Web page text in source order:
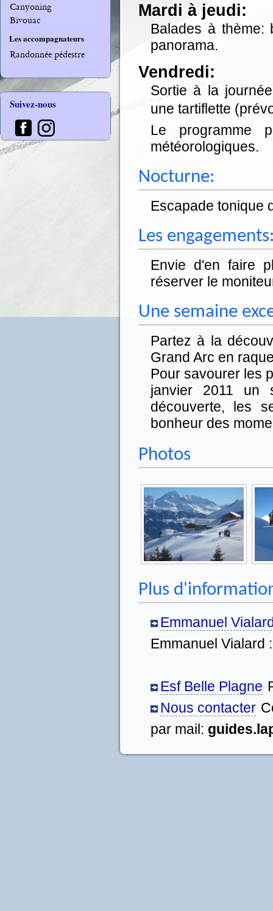
Canyoning
Bivouac
Les accompagnateurs
Randonnée pédestre
Suivez-nous
Mardi à jeudi:
Balades à thème:
panorama.
Vendredi:
Sortie à la
une tartiflette
Le programme
météorologiques.
Nocturne:
Escapade tonique
Les
Envie d'en faire
réserver le
Une semaine
Partez à la
Grand Arc en
Pour savourer les
janvier 2011 un
découverte, les
bonheur des
Photos
Plus
Emmanuel
Emmanuel Vialard
Esf Belle Plagne
Nous contacter
par mail: